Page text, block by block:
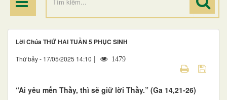
Lời Chúa THỨ HAI TUẦN 5 PHỤC SINH
Thứ bảy - 17/05/2025 14:10 | 1479
“Ai yêu mến Thầy, thì sẽ giữ lời Thầy.” (Ga 14,21-26)